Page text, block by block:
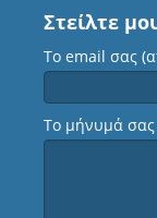
Στείλτε
Το email σας
Το μήνυμά σας